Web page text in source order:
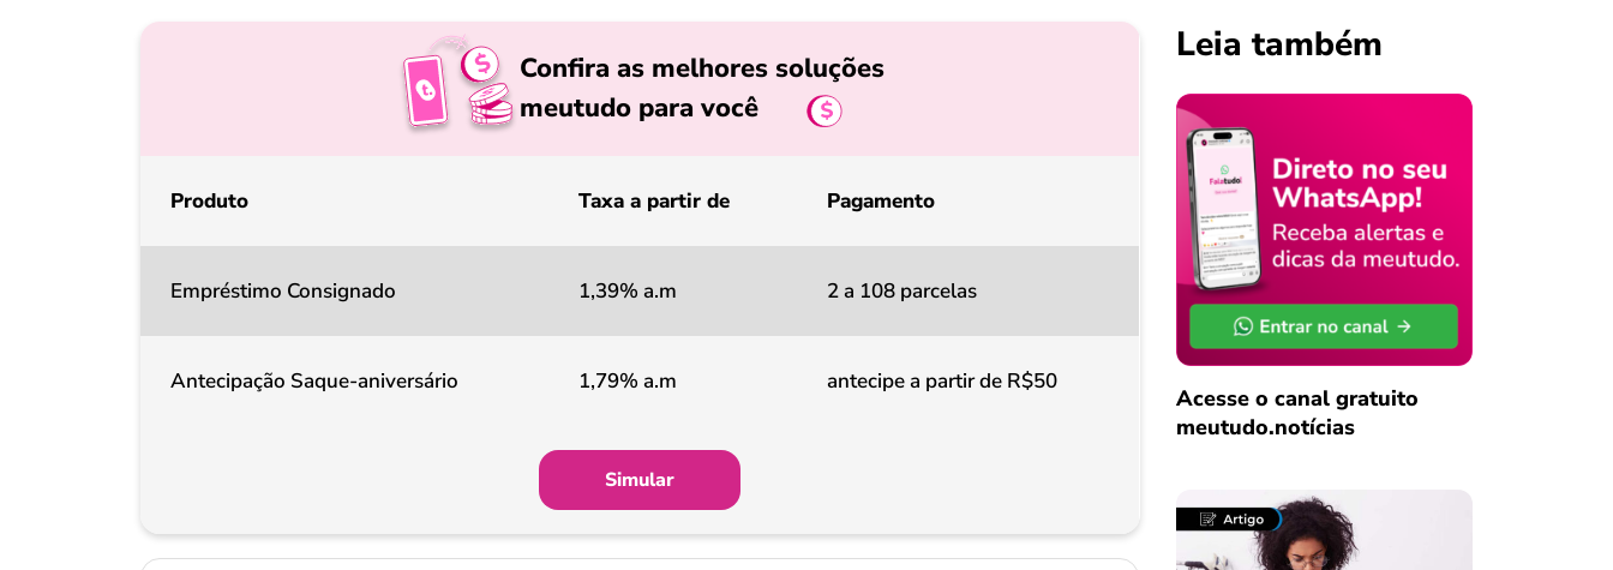
Confira as melhores soluções
meutudo para você
Produto Taxa a partir de Pagamento
Empréstimo Consignado 1,39% a.m 2 a 108 parcelas
Antecipação Saque-aniversário 1,79% a.m antecipe a partir de R$50
Simular
Leia também
Acesse o canal gratuito
meutudo.notícias